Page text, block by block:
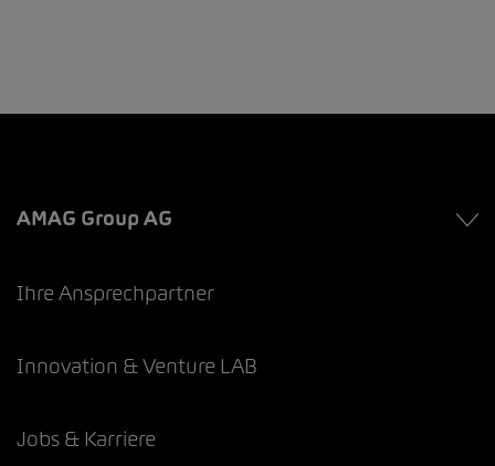
AMAG Group AG
Ihre Ansprechpartner
Innovation & Venture LAB
Jobs & Karriere